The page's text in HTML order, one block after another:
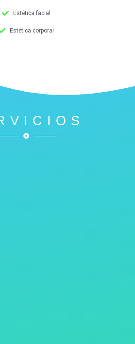
Estética facial
Estética corporal